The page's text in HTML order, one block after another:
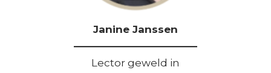
Janine Janssen
————————————
Lector geweld in